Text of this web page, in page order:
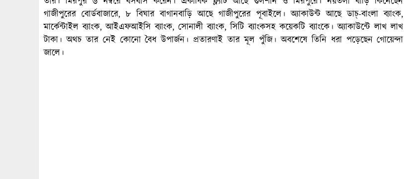
গাজীপুরের বোর্ডবাজারে, ৮ বিঘার বাগানবাড়ি আছে গাজীপুরের পূবাইলে। অ্যাকাউন্ট আছে ডাচ্-বাংলা ব্যাংক,
মার্কেন্টাইল ব্যাংক, আইএফআইসি ব্যাংক, সোনালী ব্যাংক, সিটি ব্যাংকসহ কয়েকটি ব্যাংকে। অ্যাকাউন্টে লাখ লাখ
টাকা। অথচ তার নেই কোনো বৈধ উপার্জন। প্রতারণাই তার মূল পুঁজি। অবশেষে তিনি ধরা পড়েছেন গোয়েন্দা
জালে।